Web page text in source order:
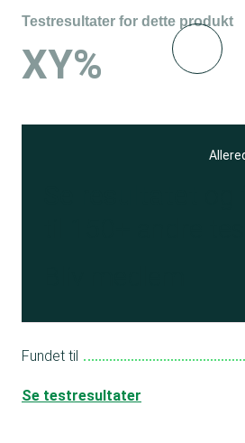
Testresultater for dette produkt
XY%
Fundet til
Se testresultater